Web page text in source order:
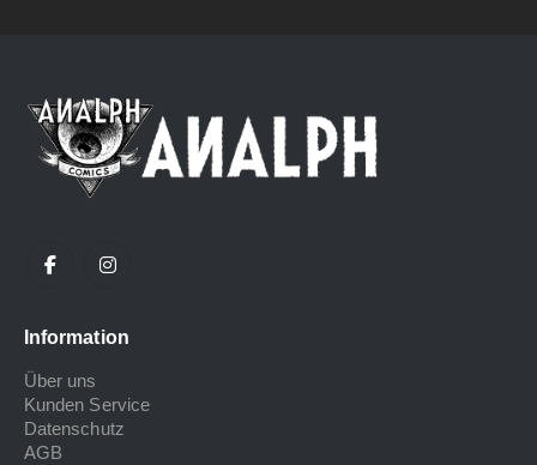
Information
Über uns
Kunden Service
Datenschutz
AGB